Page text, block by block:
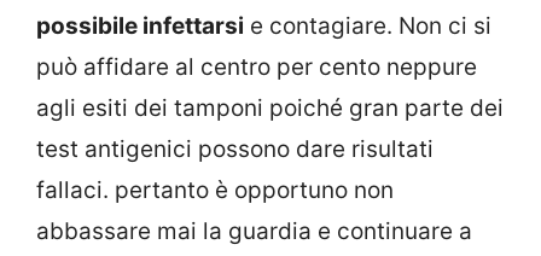
possibile infettarsi e contagiare. Non ci si
può affidare al centro per cento neppure
agli esiti dei tamponi poiché gran parte dei
test antigenici possono dare risultati
fallaci. pertanto è opportuno non
abbassare mai la guardia e continuare a